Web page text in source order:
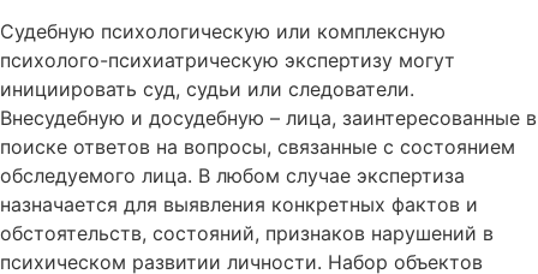
Судебную психологическую или комплексную
психолого-психиатрическую экспертизу могут
инициировать суд, судьи или следователи.
Внесудебную и досудебную – лица, заинтересованные в
поиске ответов на вопросы, связанные с состоянием
обследуемого лица. В любом случае экспертиза
назначается для выявления конкретных фактов и
обстоятельств, состояний, признаков нарушений в
психическом развитии личности. Набор объектов